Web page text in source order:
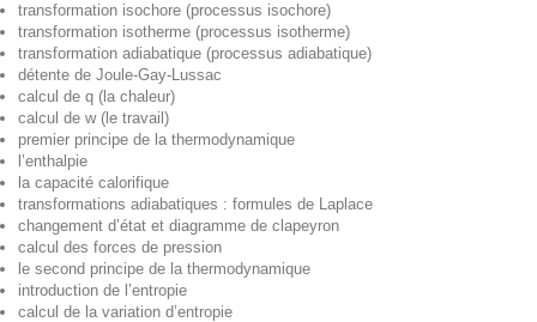
transformation isochore (processus isochore)
transformation isotherme (processus isotherme)
transformation adiabatique (processus adiabatique)
détente de Joule-Gay-Lussac
calcul de q (la chaleur)
calcul de w (le travail)
premier principe de la thermodynamique
l’enthalpie
la capacité calorifique
transformations adiabatiques : formules de Laplace
changement d’état et diagramme de clapeyron
calcul des forces de pression
le second principe de la thermodynamique
introduction de l’entropie
calcul de la variation d’entropie